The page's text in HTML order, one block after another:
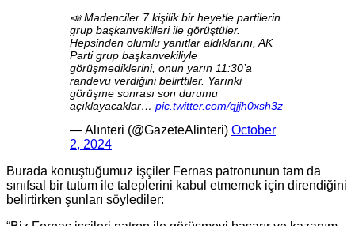
📣 Madenciler 7 kişilik bir heyetle partilerin
grup başkanvekilleri ile görüştüler.
Hepsinden olumlu yanıtlar aldıklarını, AK
Parti grup başkanvekiliyle
görüşmediklerini, onun yarın 11:30’a
randevu verdiğini belirttiler. Yarınki
görüşme sonrası son durumu
açıklayacaklar… pic.twitter.com/qjjh0xsh3z
— Alınteri (@GazeteAlinteri) October
2, 2024
Burada konuştuğumuz işçiler Fernas patronunun tam da
sınıfsal bir tutum ile taleplerini kabul etmemek için direndiğini
belirtirken şunları söylediler: